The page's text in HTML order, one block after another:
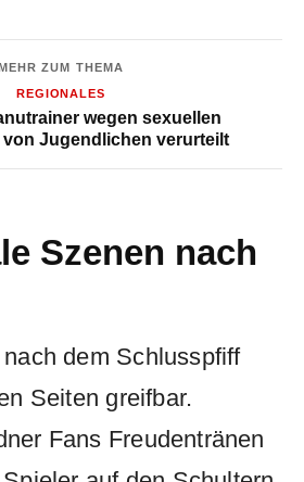
MEHR ZUM THEMA
REGIONALES
wegen sexuellen
von Jugendlichen verurteilt
Szenen nach
dem Schlusspfiff
Seiten greifbar.
Fans Freudentränen